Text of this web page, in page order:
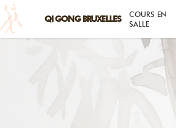
COURS EN
SALLE